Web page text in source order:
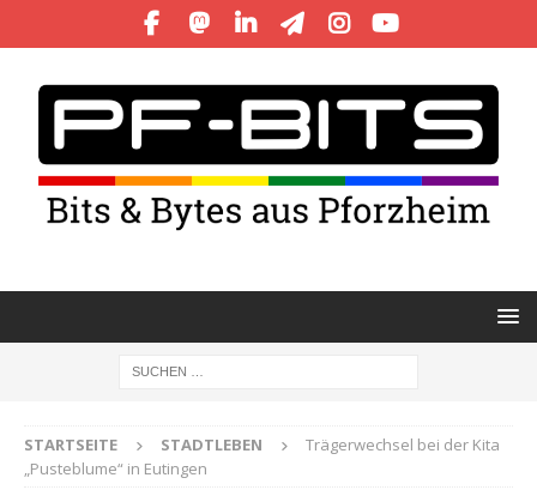
STARTSEITE STADTLEBEN
Trägerwechsel bei der Kita
„Pusteblume“ in Eutingen